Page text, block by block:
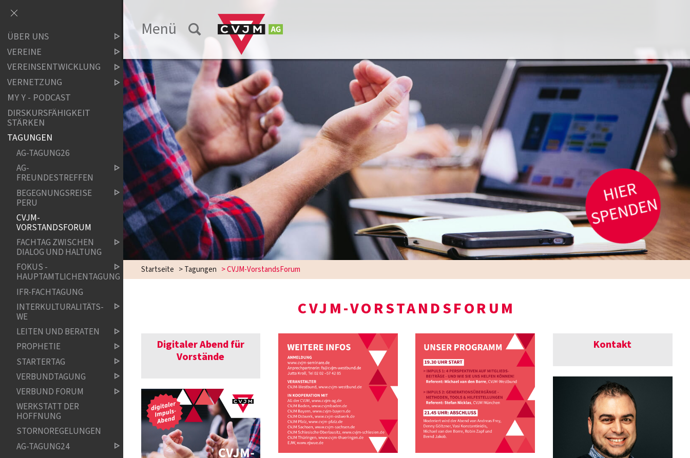
Menü
Startseite >Tagungen >CVJM-VorstandsForum
CVJM-VORSTANDSFORUM
Digitaler Abend für
Vorstände
Kontakt
ÜBER UNS
VEREINE
VEREINSENTWICKLUNG
VERNETZUNG
MY Y - PODCAST
DIRSKURSFÄHIGKEIT
STÄRKEN
TAGUNGEN
AG-TAGUNG26
AG-
FREUNDESTREFFEN
BEGEGNUNGSREISE
PERU
CVJM-
VORSTANDSFORUM
FACHTAG ZWISCHEN
DIALOG UND HALTUNG
FOKUS -
HAUPTAMTLICHENTAGUNG
IFR-FACHTAGUNG
INTERKULTURALITÄTS-
WE
LEITEN UND BERATEN
PROPHETIE
STARTERTAG
VERBUNDTAGUNG
VERBUND FORUM
WERKSTATT DER
HOFFNUNG
STORNOREGELUNGEN
AG-TAGUNG24